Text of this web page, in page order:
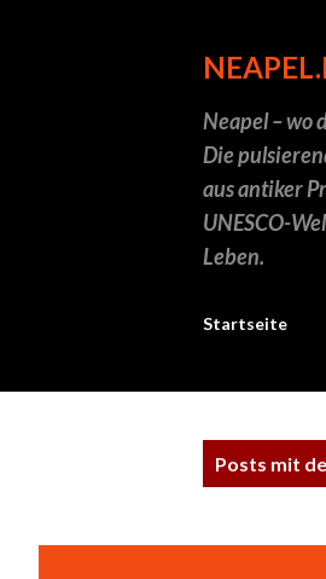
Neapel – wo
Die
aus antiker
UNESCO-
Leben.
Startseite
s
Posts mit